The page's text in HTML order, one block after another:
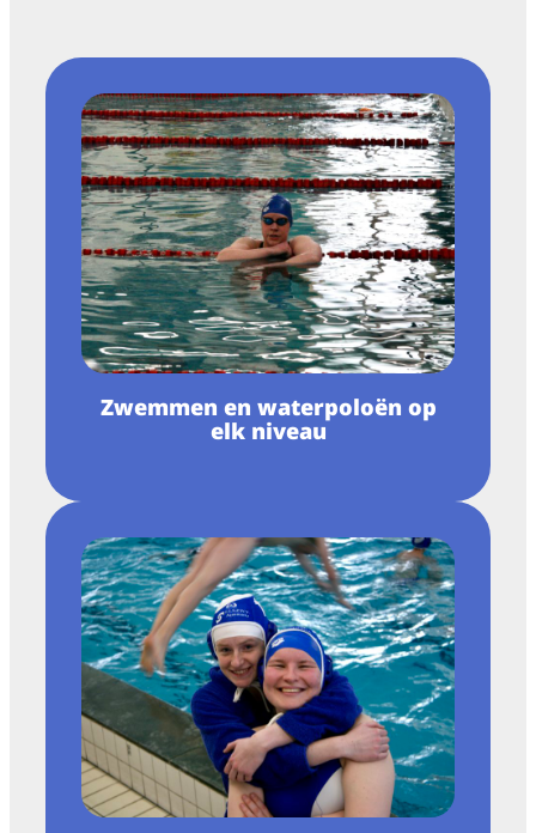
Zwemmen en waterpoloën op
elk niveau